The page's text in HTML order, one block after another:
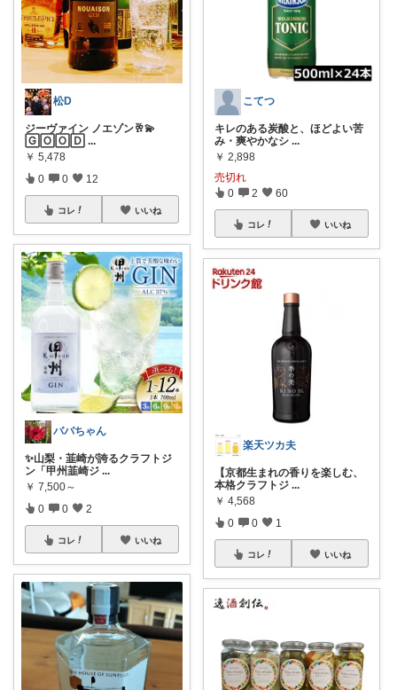
松D
ジーヴァイン ノエゾン🥂💫
🄶🄾🄾🄳 ...
￥ 5,478
0 0 12
コレ いいね
ババちゃん
✨山梨・韮崎が誇るクラフトジ
ン「甲州韮崎ジ ...
￥ 7,500～
0 0 2
コレ いいね
こてつ
キレのある炭酸と、ほどよい苦
み・爽やかなシ ...
￥ 2,898
売切れ
0 2 60
コレ いいね
楽天ツカ夫
【京都生まれの香りを楽しむ、
本格クラフトジ ...
￥ 4,568
0 0 1
コレ いいね